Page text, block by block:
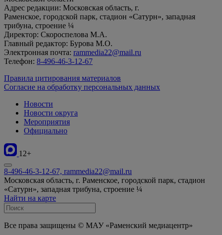
Адрес редакции: Московская область, г.
Раменское, городской парк, стадион «Сатурн», западная
трибуна, строение ¼
Директор: Скороспелова М.А.
Главный редактор: Бурова М.О.
Электронная почта: rammedia22@mail.ru
Телефон: 8-496-46-3-12-67
Правила цитирования материалов
Согласие на обработку персональных данных
Новости
Новости округа
Мероприятия
Официально
12+
8-496-46-3-12-67, rammedia22@mail.ru
Московская область, г. Раменское, городской парк, стадион
«Сатурн», западная трибуна, строение ¼
Найти на карте
Все права защищены © МАУ «Раменский медиацентр»